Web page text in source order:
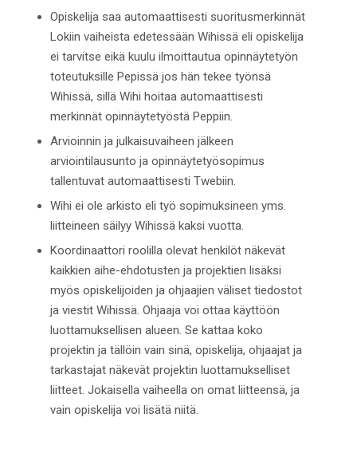
Opiskelija saa automaattisesti suoritusmerkinnät
Lokiin vaiheista edetessään Wihissä eli opiskelija
ei tarvitse eikä kuulu ilmoittautua opinnäytetyön
toteutuksille Pepissä jos hän tekee työnsä
Wihissä, sillä Wihi hoitaa automaattisesti
merkinnät opinnäytetyöstä Peppiin.
Arvioinnin ja julkaisuvaiheen jälkeen
arviointilausunto ja opinnäytetyösopimus
tallentuvat automaattisesti Twebiin.
Wihi ei ole arkisto eli työ sopimuksineen yms.
liitteineen säilyy Wihissä kaksi vuotta.
Koordinaattori roolilla olevat henkilöt näkevät
kaikkien aihe-ehdotusten ja projektien lisäksi
myös opiskelijoiden ja ohjaajien väliset tiedostot
ja viestit Wihissä. Ohjaaja voi ottaa käyttöön
luottamuksellisen alueen. Se kattaa koko
projektin ja tällöin vain sinä, opiskelija, ohjaajat ja
tarkastajat näkevät projektin luottamukselliset
liitteet. Jokaisella vaiheella on omat liitteensä, ja
vain opiskelija voi lisätä niitä.